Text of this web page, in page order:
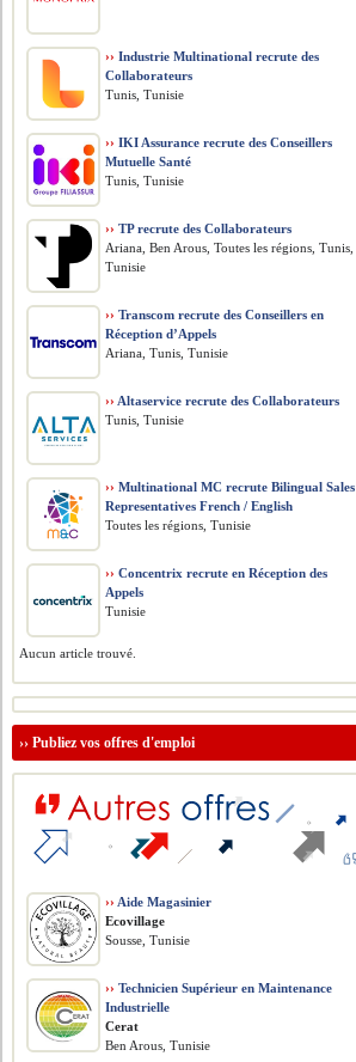
›› Industrie Multinational recrute des
Collaborateurs
Tunis, Tunisie
›› IKI Assurance recrute des Conseillers
Mutuelle Santé
Tunis, Tunisie
›› TP recrute des Collaborateurs
Ariana, Ben Arous, Toutes les régions, Tunis,
Tunisie
›› Transcom recrute des Conseillers en
Réception d’Appels
Ariana, Tunis, Tunisie
›› Altaservice recrute des Collaborateurs
Tunis, Tunisie
›› Multinational MC recrute Bilingual Sales
Representatives French / English
Toutes les régions, Tunisie
›› Concentrix recrute en Réception des
Appels
Tunisie
Aucun article trouvé.
››Publiez vos offres d'emploi
›› Aide Magasinier
Ecovillage
Sousse, Tunisie
›› Technicien Supérieur en Maintenance
Industrielle
Cerat
Ben Arous, Tunisie